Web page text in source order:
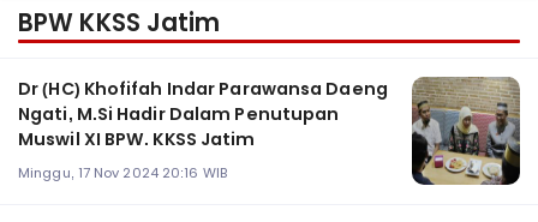
BPW KKSS Jatim
Dr (HC) Khofifah Indar Parawansa Daeng
Ngati, M.Si Hadir Dalam Penutupan
Muswil XI BPW. KKSS Jatim
Minggu, 17 Nov 2024 20:16 WIB